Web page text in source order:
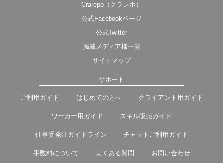
Crarepo（クラレポ）
公式Facebookページ
公式Twitter
掲載メディア様一覧
サイトマップ
サポート
ご利用ガイド はじめての方へ クライアント用ガイド
ワーカー用ガイド スキル販売ガイド
仕事受発注ガイドライン チャットご利用ガイド
手数料について よくある質問 お問い合わせ